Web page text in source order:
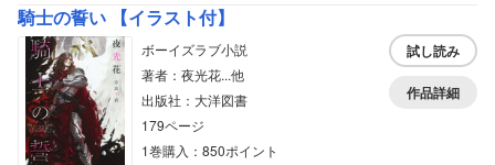
騎士の誓い 【イラスト付】
ボーイズラブ小説
著者：夜光花...他
出版社：大洋図書
179ページ
1巻購入：850ポイント
試し読み
作品詳細